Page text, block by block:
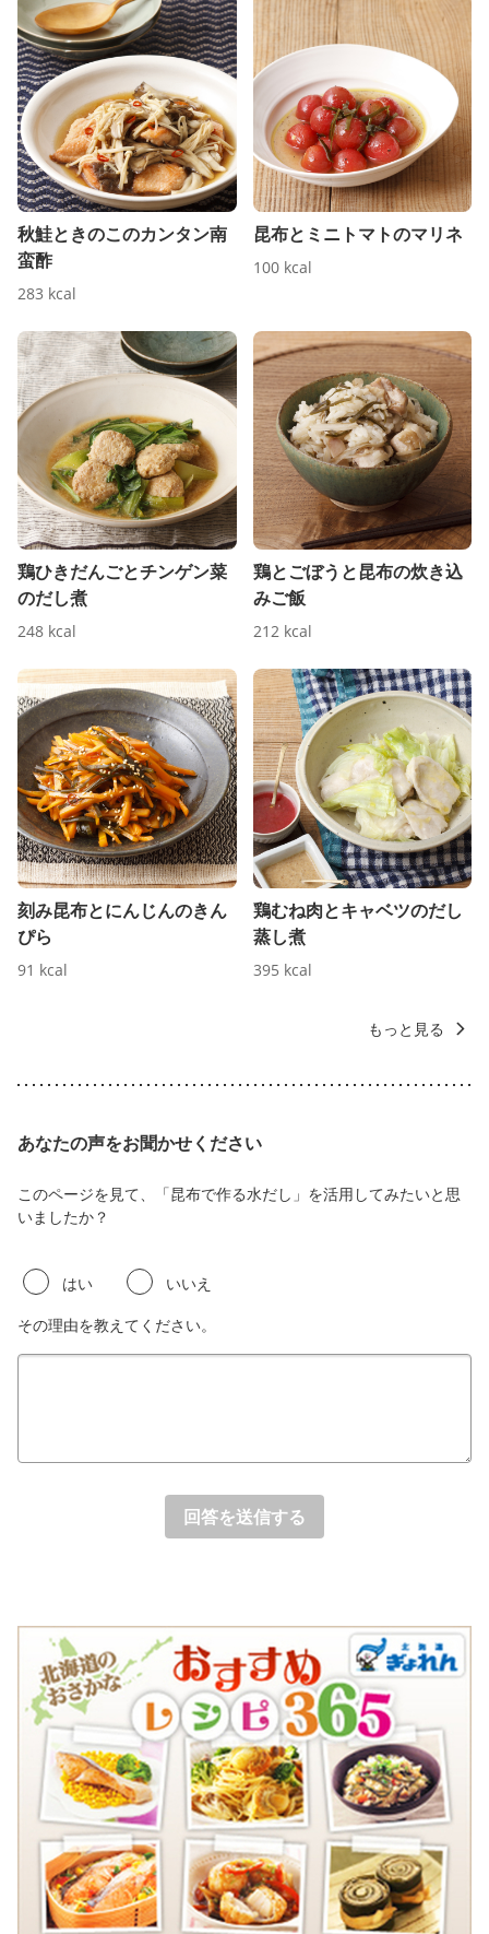
秋鮭ときのこのカンタン南
蛮酢
283 kcal
昆布とミニトマトのマリネ
100 kcal
鶏ひきだんごとチンゲン菜
のだし煮
248 kcal
鶏とごぼうと昆布の炊き込
みご飯
212 kcal
刻み昆布とにんじんのきん
ぴら
91 kcal
鶏むね肉とキャベツのだし
蒸し煮
395 kcal
もっと見る
あなたの声をお聞かせください
このページを見て、「昆布で作る水だし」を活用してみたいと思
いましたか？
はい
いいえ
その理由を教えてください。